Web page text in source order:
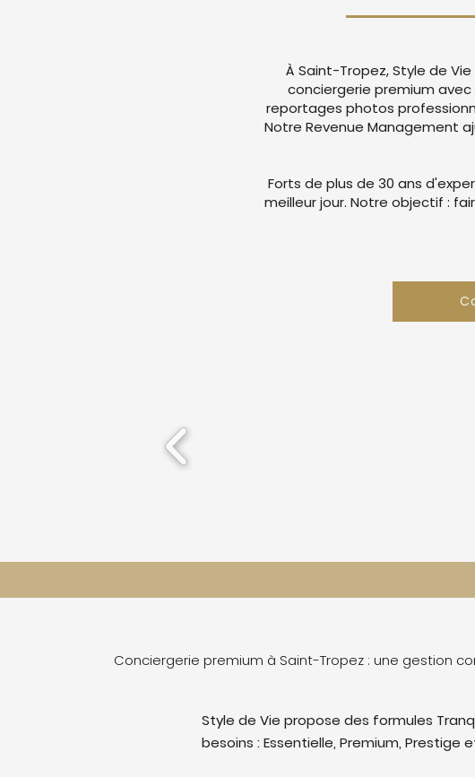
À Saint-Tropez, Style de
conciergerie premium
reportages photos
Notre Revenue Management
Forts de plus de 30 ans
meilleur jour. Notre objectif :
Conciergerie premium à Saint-Tropez : une gestion
Style de Vie propose des formules
besoins : Essentielle, Premium, Prestige